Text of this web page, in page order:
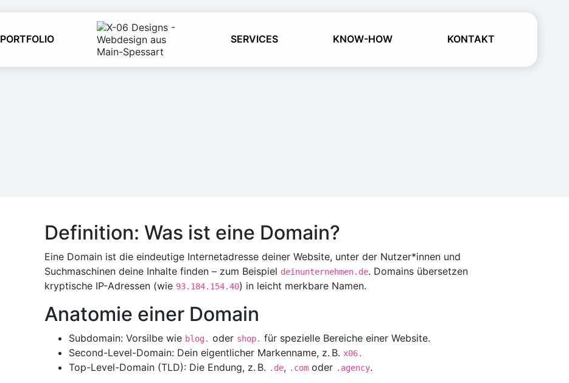
PORTFOLIO SERVICES KNOW-HOW KONTAKT
Definition: Was ist eine Domain?
Eine Domain ist die eindeutige Internetadresse deiner Website, unter der Nutzer*innen und
Suchmaschinen deine Inhalte finden – zum Beispiel deinunternehmen.de. Domains übersetzen
kryptische IP-Adressen (wie 93.184.154.40) in leicht merkbare Namen.
Anatomie einer Domain
Subdomain: Vorsilbe wie blog. oder shop. für spezielle Bereiche einer Website.
Second-Level-Domain: Dein eigentlicher Markenname, z. B. x06.
Top-Level-Domain (TLD): Die Endung, z. B. .de, .comoder .agency.